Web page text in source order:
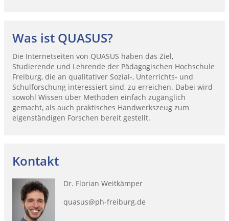
Was ist QUASUS?
Die Internetseiten von QUASUS haben das Ziel,
Studierende und Lehrende der Pädagogischen Hochschule
Freiburg, die an qualitativer Sozial-, Unterrichts- und
Schulforschung interessiert sind, zu erreichen. Dabei wird
sowohl Wissen über Methoden einfach zugänglich
gemacht, als auch praktisches Handwerkszeug zum
eigenständigen Forschen bereit gestellt.
Kontakt
Dr. Florian Weitkämper
quasus@ph-freiburg.de